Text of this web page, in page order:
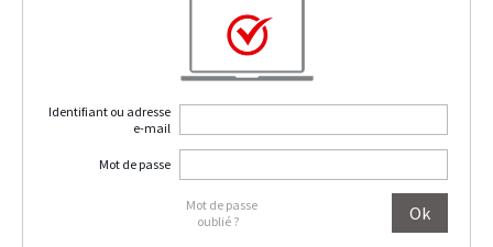
Identifiant ou adresse
e-mail
Mot de passe
Mot de passe
oublié ?